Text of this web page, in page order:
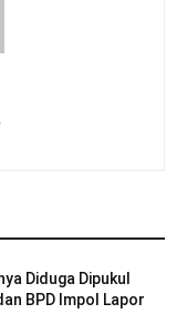
Diduga Dipukul
BPD Impol Lapor